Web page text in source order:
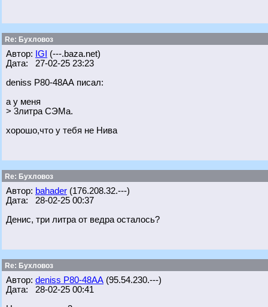
Re: Бухловоз
Автор: IGI
(---.baza.net)
Дата: 27-02-25 23:23
deniss Р80-48АА писал:
а у меня
> 3литра СЭМа.
хорошо,что у тебя не Нива
Re: Бухловоз
Автор: bahader (176.208.32.---)
Дата: 28-02-25 00:37
Денис, три литра от ведра осталось?
Re: Бухловоз
Автор: deniss Р80-48АА (95.54.230.---)
Дата: 28-02-25 00:41